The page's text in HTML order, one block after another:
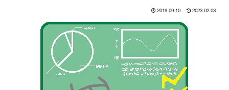
2019.09.10 2023.02.03